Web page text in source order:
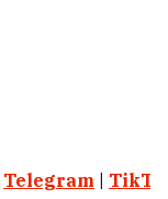
Telegram